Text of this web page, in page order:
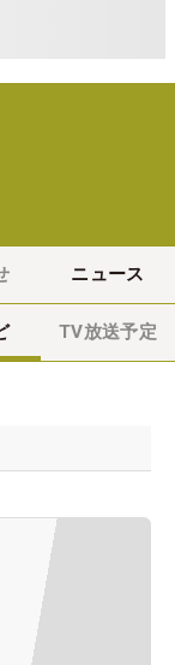
ニュース
TV放送予定